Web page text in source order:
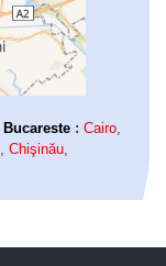
Bucareste : Cairo,
, Chişinău,